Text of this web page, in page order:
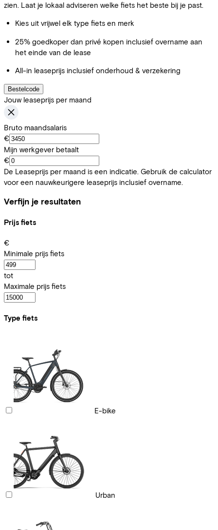
zien. Laat je lokaal adviseren welke fiets het beste bij je past.
Kies uit vrijwel elk type fiets en merk
25% goedkoper dan privé kopen inclusief overname aan
het einde van de lease
All-in leaseprijs inclusief onderhoud & verzekering
Bestelcode
Jouw leaseprijs per maand
Bruto maandsalaris
€
Mijn werkgever betaalt
€
De Leaseprijs per maand is een indicatie. Gebruik de calculator
voor een nauwkeurigere leaseprijs inclusief overname.
Verfijn je resultaten
Prijs fiets
€
Minimale prijs fiets
tot
Maximale prijs fiets
Type fiets
E-bike
Urban